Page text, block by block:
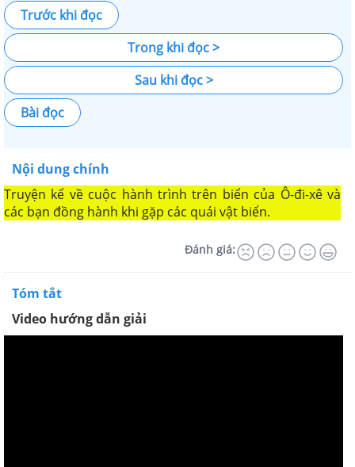
Trước khi đọc
Trong khi đọc >
Sau khi đọc >
Bài đọc
Nội dung chính
Truyện kể về cuộc hành trình trên biển của Ô-đi-xê và
các bạn đồng hành khi gặp các quái vật biển.
Đánh giá:
Tóm tắt
Video hướng dẫn giải